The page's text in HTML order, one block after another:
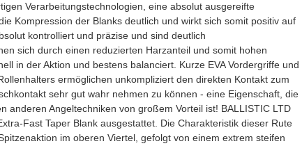
Verarbeitungstechnologien, eine absolut ausgereifte
Kompression der Blanks deutlich und wirkt sich somit positiv auf
kontrolliert und präzise und sind deutlich
sich durch einen reduzierten Harzanteil und somit hohen
in der Aktion und bestens balanciert. Kurze EVA Vordergriffe und
ermöglichen unkompliziert den direkten Kontakt zum
sehr gut wahr nehmen zu können - eine Eigenschaft, die
anderen Angeltechniken von großem Vorteil ist! BALLISTIC LTD
Fast Taper Blank ausgestattet. Die Charakteristik dieser Rute
im oberen Viertel, gefolgt von einem extrem steifen